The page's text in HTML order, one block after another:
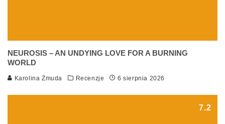
NEUROSIS – AN UNDYING LOVE FOR A BURNING
WORLD
Karolina Żmuda Recenzje 6 sierpnia 2026
7.2